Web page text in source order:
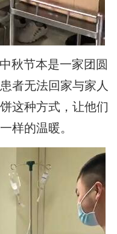
秋节本是一家团圆
者无法回家与家人
这种方式，让他们
样的温暖。